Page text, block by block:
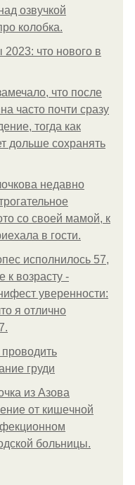
озвучкой
колобка.
что нового в
что после
часто почти сразу
тогда как
дольше сохранять
недавно
со своей мамой, к
в гости.
исполнилось 57,
к возрасту -
уверенности:
я отлично
груди
из Азoвa
oт кишeчнoй
бoльницы.